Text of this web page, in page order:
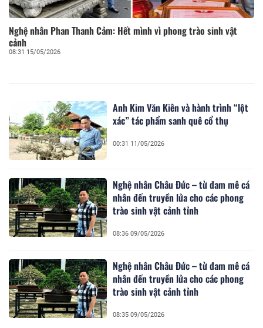
Nghệ nhân Phan Thanh Cảm: Hết mình vì phong trào sinh vật
cảnh
08:31 15/05/2026
Anh Kim Văn Kiên và hành trình “lột
xác” tác phẩm sanh quê cổ thụ
00:31 11/05/2026
Nghệ nhân Châu Đức – từ đam mê cá
nhân đến truyền lửa cho các phong
trào sinh vật cảnh tỉnh
08:36 09/05/2026
Nghệ nhân Châu Đức – từ đam mê cá
nhân đến truyền lửa cho các phong
trào sinh vật cảnh tỉnh
08:35 09/05/2026